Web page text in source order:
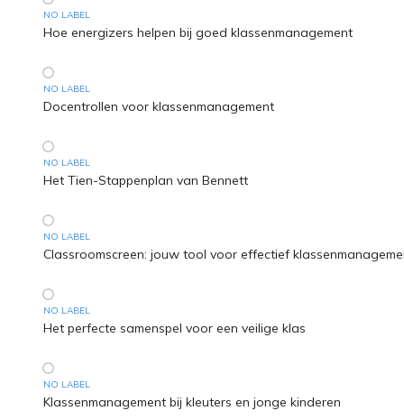
NO LABEL
Hoe energizers helpen bij goed klassenmanagement
NO LABEL
Docentrollen voor klassenmanagement
NO LABEL
Het Tien-Stappenplan van Bennett
NO LABEL
Classroomscreen: jouw tool voor effectief
NO LABEL
Het perfecte samenspel voor een veilige klas
NO LABEL
Klassenmanagement bij kleuters en jonge kinderen